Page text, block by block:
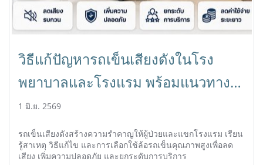
วิธีแก้ปัญหารถเข็นเสียงดังในโรง
พยาบาลและโรงแรม พร้อมแนวทาง
เลือกใช้อุปกรณ์ลดเสียงรบกวน
1 มิ.ย. 2569
รถเข็นเสียงดังสร้างความรำคาญให้ผู้ป่วยและแขกโรงแรม เรียน
รู้สาเหตุ วิธีแก้ไข และการเลือกใช้ล้อรถเข็นคุณภาพสูงเพื่อลด
เสียง เพิ่มความปลอดภัย และยกระดับการบริการ